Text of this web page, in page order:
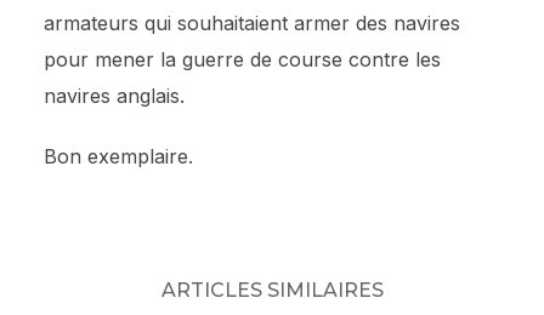
armateurs qui souhaitaient armer des navires
pour mener la guerre de course contre les
navires anglais.
Bon exemplaire.
ARTICLES SIMILAIRES